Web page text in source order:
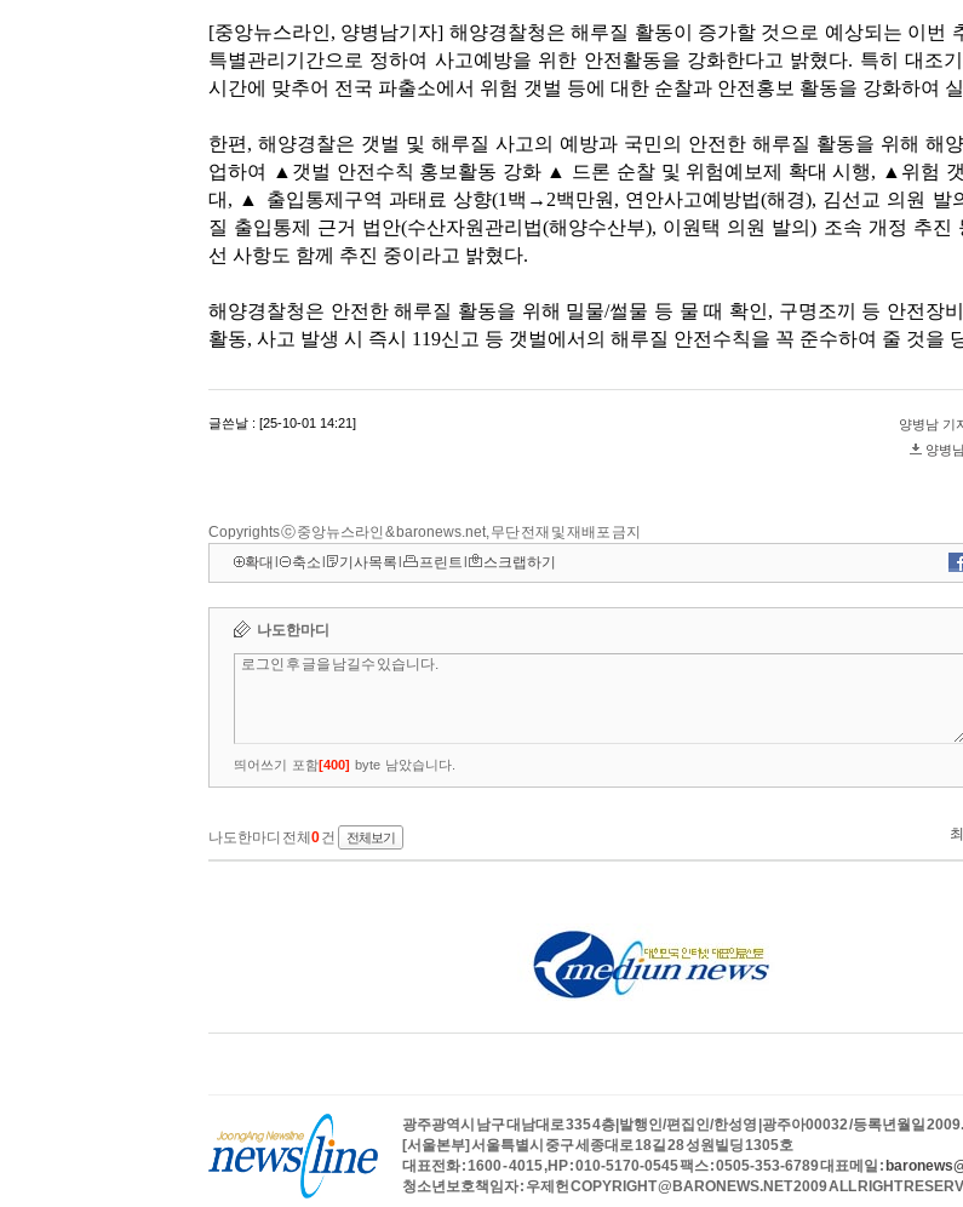
Copyrights ⓒ 중앙뉴스라인 & baronews.net, 무단 전재 및 재배포 금지
확대
축소 기사목록 프린트 스크랩하기
광주광역시 남구 대남대로 335 4층|발행인/편집인/한성영 |광주아00032 /등록년월일
[서울본부] 서울특별시 중구 세종대로 18길 28 성원빌딩 1305호
대표전화 : 1600 - 4015 ,HP : 010-5170-0545 팩스 : 0505-353-6789 대표메일 :
청소년보호책임자 : 우제헌 COPYRIGHT @BARONEWS.NET 2009 ALL RIGHT